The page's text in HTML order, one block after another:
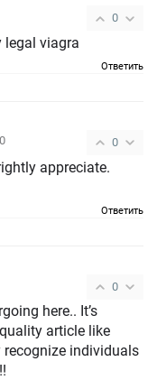
0
legal viagra
Ответить
0
appreciate.
Ответить
0
here.. It’s
article like
recognize individuals